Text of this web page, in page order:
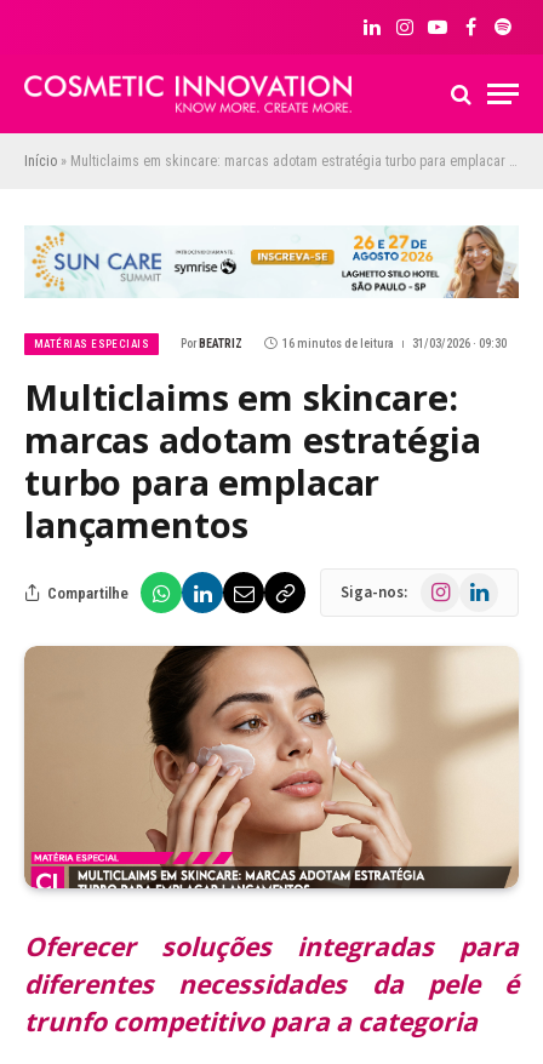
LinkedInInstagram
YouTubeFacebook
Início » Multiclaims em skincare: marcas adotam estratégia turbo para emplacar lançamentos
MATÉRIAS ESPECIAIS Por BEATRIZ 16 minutos de leitura 31/03/2026 · 09:30
Multiclaims em skincare:
marcas adotam estratégia
turbo para emplacar
lançamentos
Compartilhe Siga-nos: InstagramLinkedIn
Oferecer soluções integradas para
diferentes necessidades da pele é
trunfo competitivo para a categoria